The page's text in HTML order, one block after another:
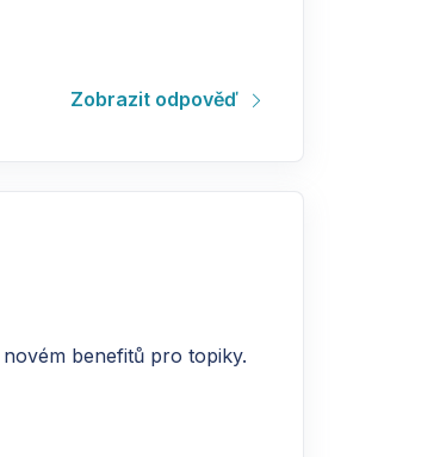
Zobrazit odpověď
benefitů pro topiky.